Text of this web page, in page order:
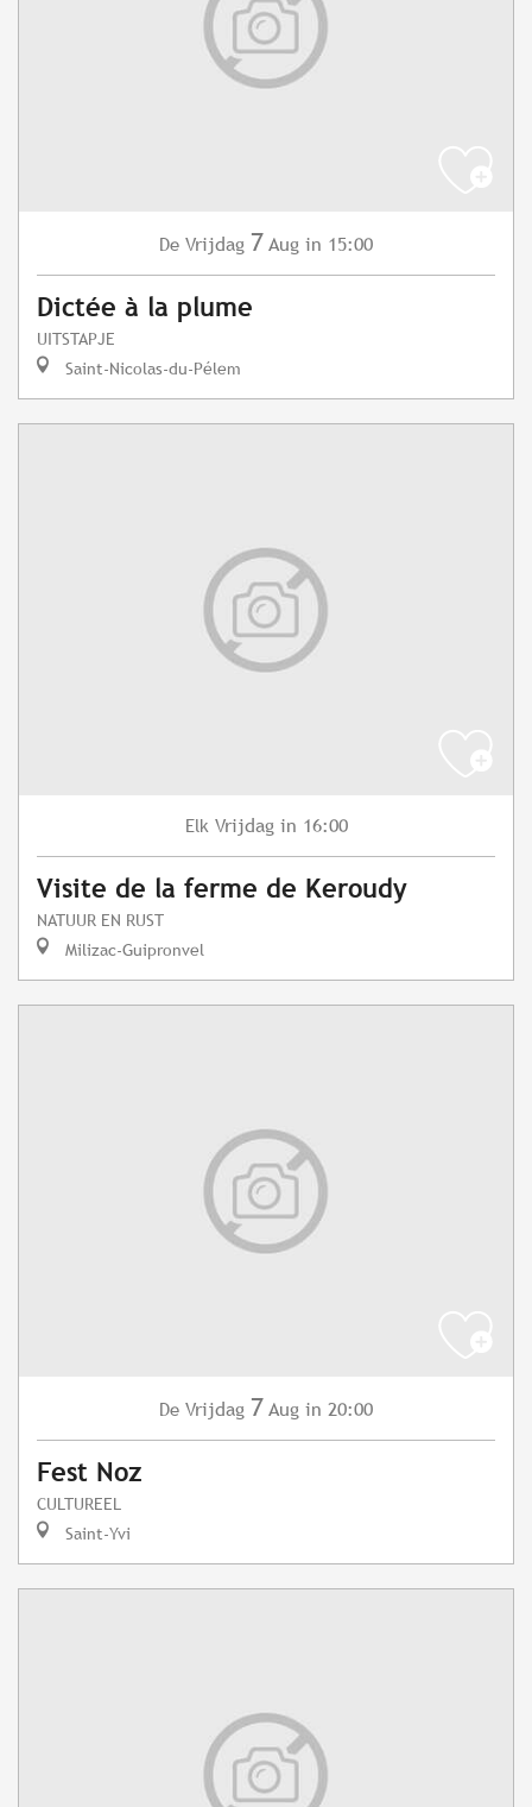
De Vrijdag 7 Aug in 15:00
Dictée à la plume
UITSTAPJE
Saint-Nicolas-du-Pélem
Elk Vrijdag in 16:00
Visite de la ferme de Keroudy
NATUUR EN RUST
Milizac-Guipronvel
De Vrijdag 7 Aug in 20:00
Fest Noz
CULTUREEL
Saint-Yvi